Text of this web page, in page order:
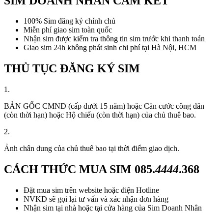
100% Sim đăng ký chính chủ
Miễn phí giao sim toàn quốc
Nhận sim được kiểm tra thông tin sim trước khi thanh toán
Giao sim 24h không phát sinh chi phí tại Hà Nội, HCM
THỦ TỤC ĐĂNG KÝ SIM
1.
BẢN GỐC CMND (cấp dưới 15 năm) hoặc Căn cước công dân
(còn thời hạn) hoặc Hộ chiếu (còn thời hạn) của chủ thuê bao.
2.
Ảnh chân dung của chủ thuê bao tại thời điểm giao dịch.
CÁCH THỨC MUA SIM 085.4444.368
Đặt mua sim trên website hoặc điện Hotline
NVKD sẽ gọi lại tư vấn và xác nhận đơn hàng
Nhận sim tại nhà hoặc tại cửa hàng của Sim Doanh Nhân